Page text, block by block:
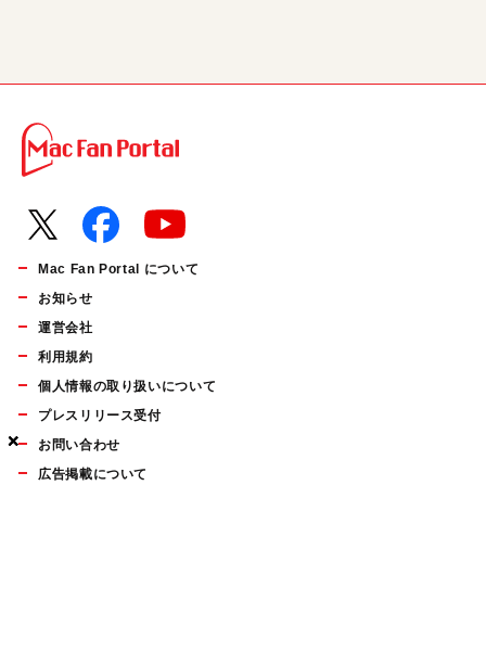
×
×
×
Mac Fan Portal について
お知らせ
運営会社
利用規約
個人情報の取り扱いについて
プレスリリース受付
お問い合わせ
広告掲載について